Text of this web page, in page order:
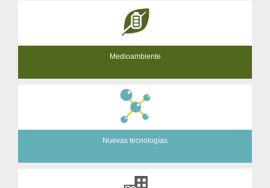
Medioambiente
Nuevas tecnologías